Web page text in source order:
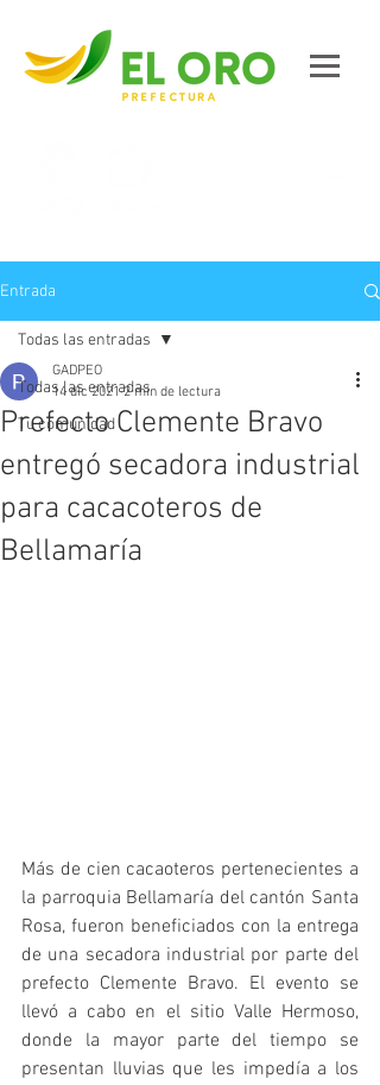
Entrada
Todas las entradas
Tu comunidad
Todas las entradas
Prefecto Clemente Bravo
entregó secadora industrial
para cacacoteros de
Bellamaría
GADPEO
14 dic 2021 2 min de lectura
Más de cien cacaoteros pertenecientes a
la parroquia Bellamaría del cantón Santa
Rosa, fueron beneficiados con la entrega
de una secadora industrial por parte del
prefecto Clemente Bravo. El evento se
llevó a cabo en el sitio Valle Hermoso,
donde la mayor parte del tiempo se
presentan lluvias que les impedía a los